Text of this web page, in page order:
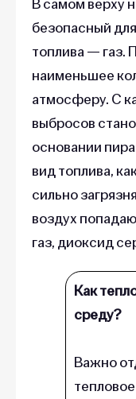
безопасный
топлива — газ.
наименьшее
атмосферу. С
выбросов
основании
вид топлива,
сильно
воздух
газ, диоксид
Как
среду?
Важно